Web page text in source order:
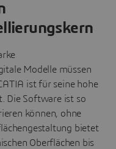
Modelle müssen
ist für seine hohe
Die Software ist so
können, ohne
bietet
Oberflächen bis